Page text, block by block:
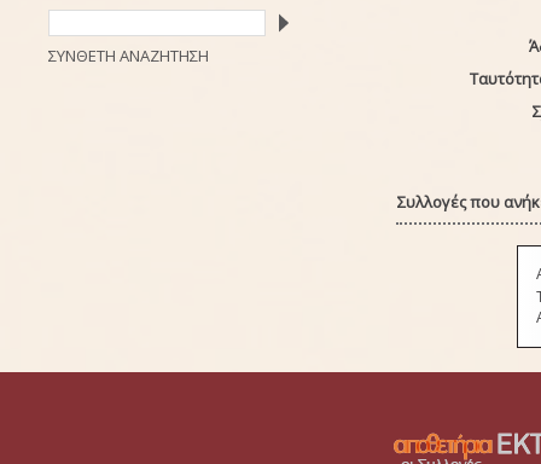
ΣΥΝΘΕΤΗ ΑΝΑΖΗΤΗΣΗ
Συλλογές που